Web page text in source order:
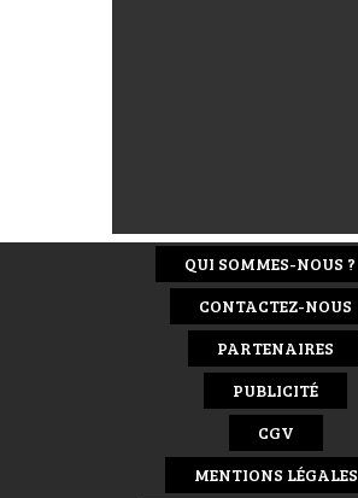
QUI SOMMES-NOUS ?
CONTACTEZ-NOUS
PARTENAIRES
PUBLICITÉ
CGV
MENTIONS LÉGALES